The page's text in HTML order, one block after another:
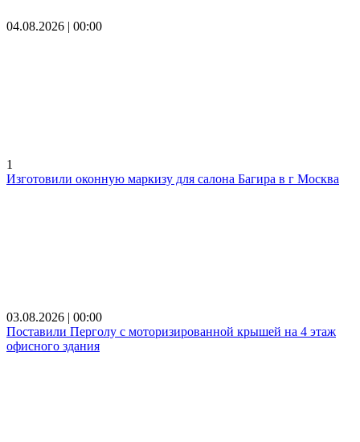
04.08.2026 | 00:00
1
Изготовили оконную маркизу для салона Багира в г Москва
03.08.2026 | 00:00
Поставили Перголу с моторизированной крышей на 4 этаж
офисного здания